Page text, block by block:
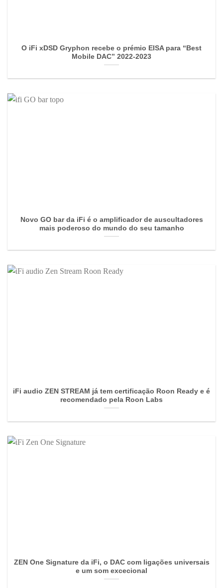
O iFi xDSD Gryphon recebe o prémio EISA para “Best
Mobile DAC” 2022-2023
Novo GO bar da iFi é o amplificador de auscultadores
mais poderoso do mundo do seu tamanho
iFi audio ZEN STREAM já tem certificação Roon Ready e é
recomendado pela Roon Labs
ZEN One Signature da iFi, o DAC com ligações universais
e um som excecional